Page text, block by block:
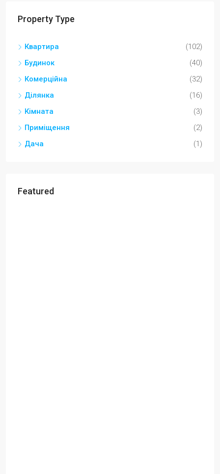
Property Type
Квартира
(102)
Будинок
(40)
Комерційна
(32)
Ділянка
(16)
Кімната
(3)
Приміщення
(2)
Дача
(1)
Featured